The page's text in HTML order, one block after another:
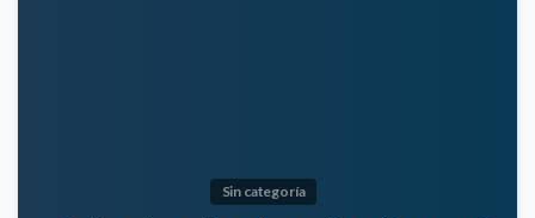
Sin categoría